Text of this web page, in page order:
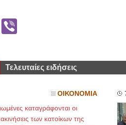
WhatsApp
Τελευταίες ειδήσεις
ΟΙΚΟΝΟΜΙΑ
καταγράφονται οι
των κατοίκων της